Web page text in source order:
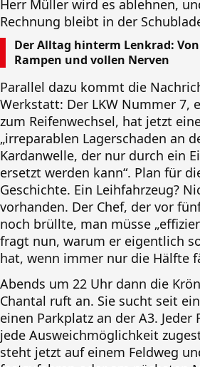
Herr Müller wird es ablehnen,
Rechnung bleibt in der
Der Alltag hinterm Lenkrad:
Rampen und vollen Nerven
Parallel dazu kommt die
Werkstatt: Der LKW Nummer 7,
zum Reifenwechsel, hat jetzt
„irreparablen Lagerschaden an
Kardanwelle, der nur durch ein
ersetzt werden kann“. Plan für
Geschichte. Ein Leihfahrzeug?
vorhanden. Der Chef, der vor
noch brüllte, man müsse
fragt nun, warum er eigentlich
hat, wenn immer nur die Hälfte
Abends um 22 Uhr dann die
Chantal ruft an. Sie sucht seit
einen Parkplatz an der A3. Jeder
jede Ausweichmöglichkeit
steht jetzt auf einem Feldweg